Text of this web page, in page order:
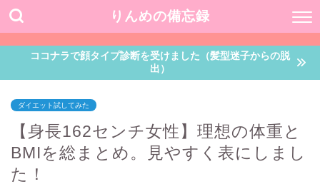
りんめの備忘録
ココナラで顔タイプ診断を受けました（髪型迷子からの脱
出）
ダイエット試してみた
【身長162センチ女性】理想の体重と
BMIを総まとめ。見やすく表にしまし
た！